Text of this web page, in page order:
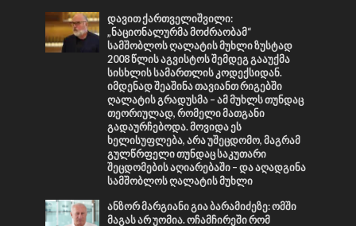
დავით ქართველიშვილი:
„ნაციონალურმა მოძრაობამ“
სამშობლოს ღალატის მუხლი ზუსტად
2008 წლის აგვისტოს შემდეგ გააუქმა
სისხლის სამართლის კოდექსიდან.
იმდენად შეაშინა თავიანთ რიგებში
ღალატის გრადუსმა – ამ მუხლს თუნდაც
თეორიულად, რომელი მათგანი
გადაურჩებოდა. მოვიდა ეს
ხელისუფლება, არა უშეცდომო, მაგრამ
გულწრფელი თუნდაც საკუთარი
შეცდომების აღიარებაში – და აღადგინა
სამშობლოს ღალატის მუხლი
ანზორ მარგიანი გია ბარამიძეზე: ომში
მაგას არ უომია. ოჩამჩირეში რომ